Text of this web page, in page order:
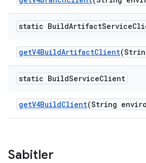
static BuildArtifactService
getV4BuildArtifactClient
static BuildServiceClient
getV4BuildClient(String
Sabitler